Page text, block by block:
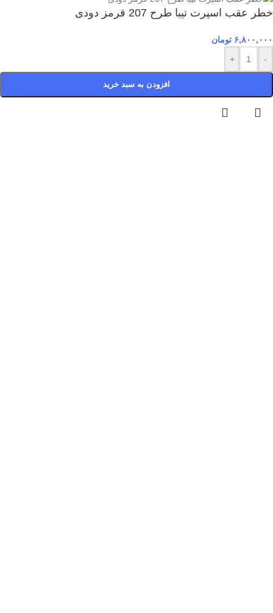
خطر عقب اسپرت تیبا طرح 207 قرمز دودی
۶,۸۰۰,۰۰۰ تومان
-
+
افزودن به سبد خرید